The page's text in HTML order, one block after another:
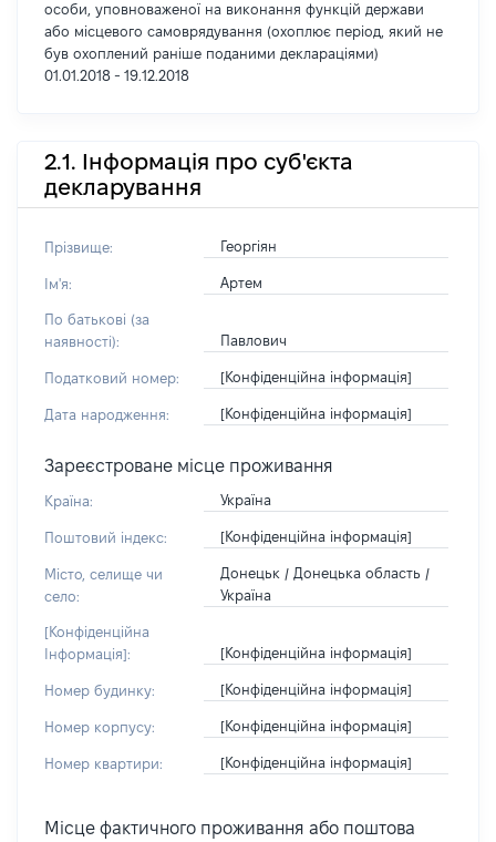
особи, уповноваженої на виконання функцій держави
або місцевого самоврядування (охоплює період, який не
був охоплений раніше поданими деклараціями)
01.01.2018 - 19.12.2018
2.1. Інформація про суб'єкта
декларування
Прізвище: Георгіян
Ім'я: Артем
По батькові (за
наявності):
Павлович
Податковий номер: [Конфіденційна інформація]
Дата народження: [Конфіденційна інформація]
Зареєстроване місце проживання
Країна: Україна
Поштовий індекс: [Конфіденційна інформація]
Місто, селище чи
село:
Донецьк / Донецька область /
Україна
[Конфіденційна
Інформація]:
[Конфіденційна інформація]
Номер будинку: [Конфіденційна інформація]
Номер корпусу: [Конфіденційна інформація]
Номер квартири: [Конфіденційна інформація]
Місце фактичного проживання або поштова